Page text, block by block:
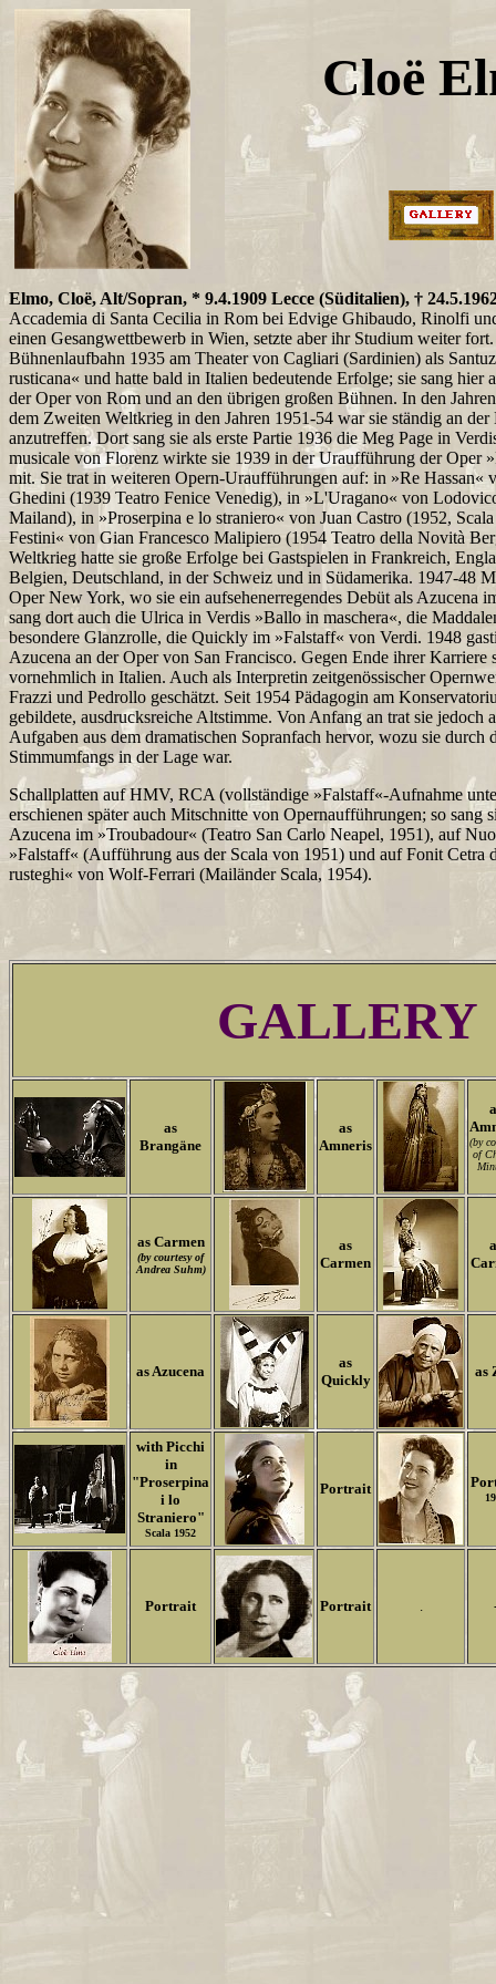
Cloë
Elmo, Cloë, Alt/Sopran, * 9.4.1909 Lecce (Süditalien), †
Accademia di Santa Cecilia in Rom bei Edvige Ghibaudo, Rinolfi
einen Gesangwettbewerb in Wien, setzte aber ihr Studium weiter
Bühnenlaufbahn 1935 am Theater von Cagliari (Sardinien) als
rusticana« und hatte bald in Italien bedeutende Erfolge; sie sang hier
der Oper von Rom und an den übrigen großen Bühnen. In den
dem Zweiten Weltkrieg in den Jahren 1951-54 war sie ständig an der
anzutreffen. Dort sang sie als erste Partie 1936 die Meg Page in
musicale von Florenz wirkte sie 1939 in der Uraufführung der Oper
mit. Sie trat in weiteren Opern-Uraufführungen auf: in »Re Hassan«
Ghedini (1939 Teatro Fenice Venedig), in »L'Uragano« von
Mailand), in »Proserpina e lo straniero« von Juan Castro (1952,
Festini« von Gian Francesco Malipiero (1954 Teatro della Novità
Weltkrieg hatte sie große Erfolge bei Gastspielen in Frankreich,
Belgien, Deutschland, in der Schweiz und in Südamerika. 1947-48
Oper New York, wo sie ein aufsehenerregendes Debüt als Azucena
sang dort auch die Ulrica in Verdis »Ballo in maschera«, die
besondere Glanzrolle, die Quickly im »Falstaff« von Verdi. 1948
Azucena an der Oper von San Francisco. Gegen Ende ihrer Karriere
vornehmlich in Italien. Auch als Interpretin zeitgenössischer
Frazzi und Pedrollo geschätzt. Seit 1954 Pädagogin am
gebildete, ausdrucksreiche Altstimme. Von Anfang an trat sie jedoch
Aufgaben aus dem dramatischen Sopranfach hervor, wozu sie durch
Stimmumfangs in der Lage war.
Schallplatten auf HMV, RCA (vollständige »Falstaff«-Aufnahme
erschienen später auch Mitschnitte von Opernaufführungen; so sang
Azucena im »Troubadour« (Teatro San Carlo Neapel, 1951), auf
»Falstaff« (Aufführung aus der Scala von 1951) und auf Fonit Cetra
rusteghi« von Wolf-Ferrari (Mailänder Scala, 1954).
GALLERY
as
Brangäne
as
Amneris
(by
of
as Carmen
(by courtesy of
Andrea Suhm)
as
Carmen
as Azucena
as
Quickly
as
with Picchi
in
"Proserpina
i lo
Straniero"
Scala 1952
Portrait
Portrait Portrait .